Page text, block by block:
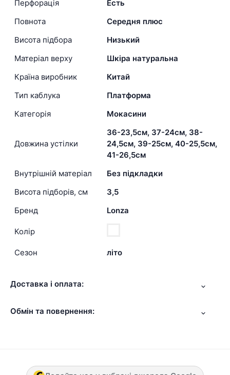
Перфорація
Есть
Повнота
Середня плюс
Висота підбора
Низький
Матеріал верху
Шкіра натуральна
Країна виробник
Китай
Тип каблука
Платформа
Категорія
Мокасини
Довжина устілки
36-23,5см, 37-24см, 38-
24,5см, 39-25см, 40-25,5см,
41-26,5см
Внутрішній матеріал
Без підкладки
Висота підборів, см
3,5
Бренд
Lonza
Колір
Сезон літо
Доставка і оплата:
Обмін та повернення: